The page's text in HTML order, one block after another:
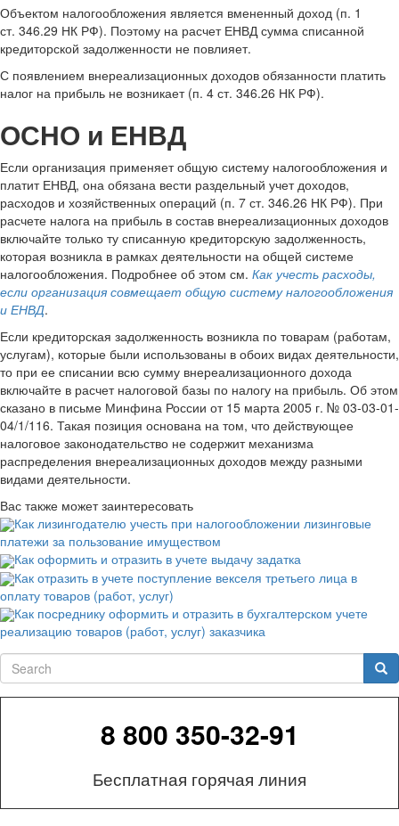
Объектом налогообложения является вмененный доход (п. 1
ст. 346.29 НК РФ). Поэтому на расчет ЕНВД сумма списанной
кредиторской задолженности не повлияет.
С появлением внереализационных доходов обязанности платить
налог на прибыль не возникает (п. 4 ст. 346.26 НК РФ).
ОСНО и ЕНВД
Если организация применяет общую систему налогообложения и
платит ЕНВД, она обязана вести раздельный учет доходов,
расходов и хозяйственных операций (п. 7 ст. 346.26 НК РФ). При
расчете налога на прибыль в состав внереализационных доходов
включайте только ту списанную кредиторскую задолженность,
которая возникла в рамках деятельности на общей системе
налогообложения. Подробнее об этом см. Как учесть расходы,
если организация совмещает общую систему налогообложения
и ЕНВД.
Если кредиторская задолженность возникла по товарам (работам,
услугам), которые были использованы в обоих видах деятельности,
то при ее списании всю сумму внереализационного дохода
включайте в расчет налоговой базы по налогу на прибыль. Об этом
сказано в письме Минфина России от 15 марта 2005 г. № 03-03-01-
04/1/116. Такая позиция основана на том, что действующее
налоговое законодательство не содержит механизма
распределения внереализационных доходов между разными
видами деятельности.
Вас также может заинтересовать
Как лизингодателю учесть при налогообложении лизинговые
платежи за пользование имуществом
Как оформить и отразить в учете выдачу задатка
Как отразить в учете поступление векселя третьего лица в
оплату товаров (работ, услуг)
Как посреднику оформить и отразить в бухгалтерском учете
реализацию товаров (работ, услуг) заказчика
Search
8 800 350-32-91
Бесплатная горячая линия